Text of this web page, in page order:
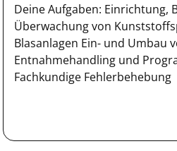
Deine Aufgaben: Einrichtung,
Überwachung von
Blasanlagen Ein- und Umbau
Entnahmehandling und
Fachkundige Fehlerbehebung